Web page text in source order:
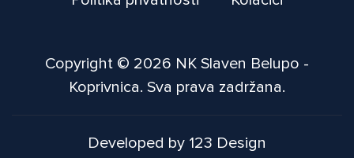
Copyright © 2026 NK Slaven Belupo -
Koprivnica. Sva prava zadržana.
Developed by 123 Design